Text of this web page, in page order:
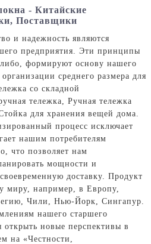
- Китайские
Поставщики
и надежность являются
предприятия. Эти принципы
формируют основу нашего
среднего размера для
со складной
тележка ,Ручная тележка
для хранения вещей дома
процесс исключает
нашим потребителям
что позволяет нам
мощности и
доставку. Продукт
миру, например, в Европу,
Чили, Нью-Йорк, Сингапур.
нашего старшего
новые перспективы в
на «Честности,